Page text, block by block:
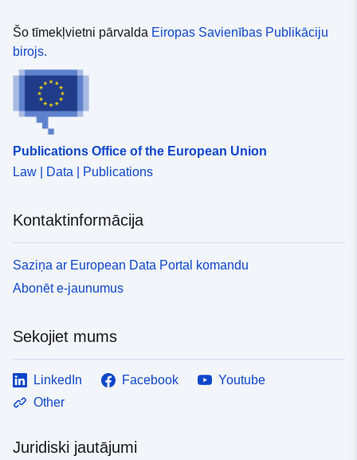
Identifikatori: https://doi.org/10.5281/
Citi identifikatori:
uriRef:
Piekļuves
tiesības:
public
Ir versija:
http://purl.org/dc/dcmitype/Dataset
Šo tīmekļvietni pārvalda Eiropas Savienības Publikāciju
birojs.
Publications Office of the European Union
Law | Data | Publications
Kontaktinformācija
Saziņa ar European Data Portal komandu
Abonēt e-jaunumus
Sekojiet mums
LinkedIn Facebook
Youtube
Other
Juridiski jautājumi